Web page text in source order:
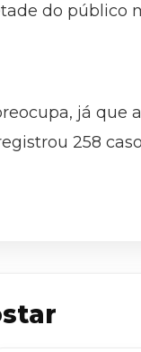
do público
já que
258